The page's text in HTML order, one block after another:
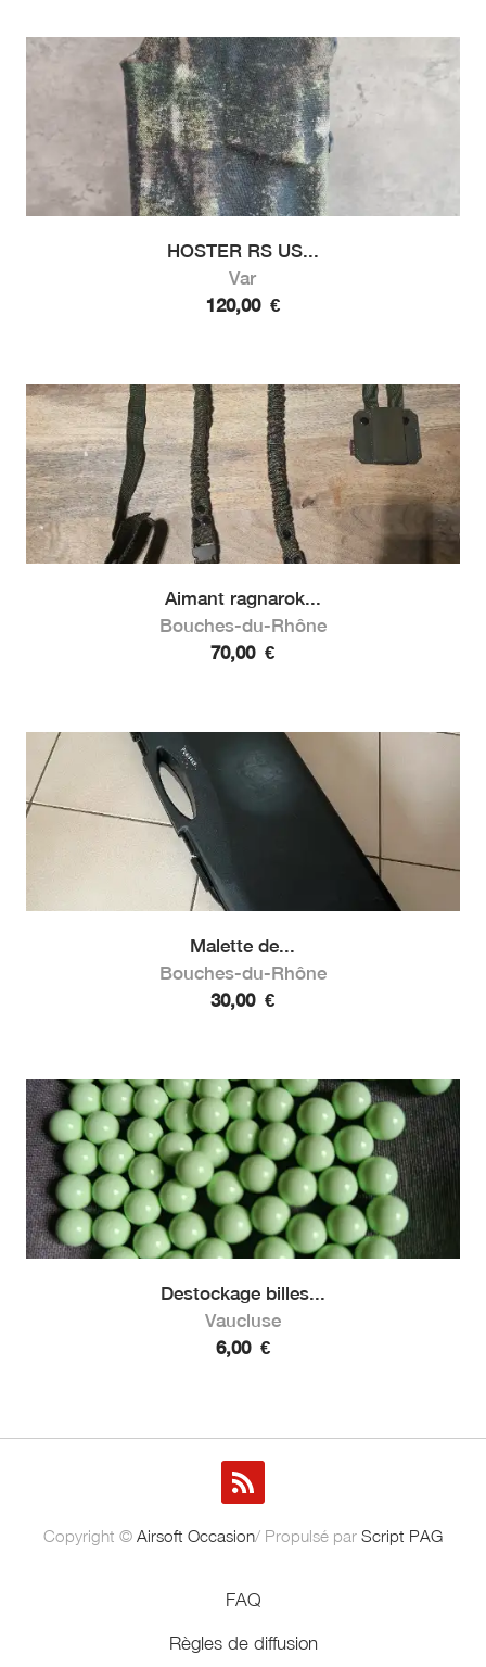
HOSTER RS US...
Var
120,00 €
Aimant ragnarok...
Bouches-du-Rhône
70,00 €
Malette de...
Bouches-du-Rhône
30,00 €
Destockage billes...
Vaucluse
6,00 €
Copyright © Airsoft Occasion/ Propulsé par Script PAG
FAQ
Règles de diffusion